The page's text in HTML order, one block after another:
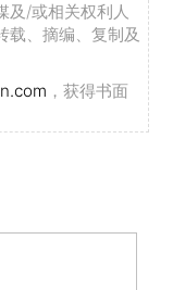
及/或相关权利人
载、摘编、复制及
，获得书面